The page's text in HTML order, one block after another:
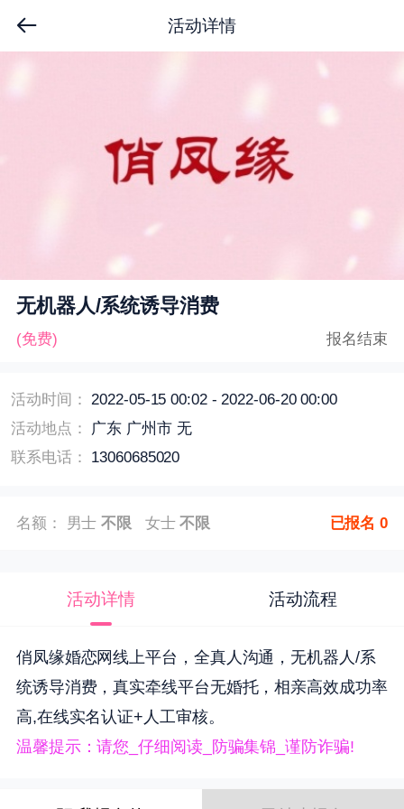
活动详情
无机器人/系统诱导消费
(免费) 报名结束
活动时间： 2022-05-15 00:02 - 2022-06-20 00:00
活动地点：
广东 广州市 无
联系电话：
13060685020
名额： 男士不限 女士不限 已报名0
活动详情 活动流程
俏凤缘婚恋网线上平台，全真人沟通，无机器人/系
统诱导消费，真实牵线平台无婚托，相亲高效成功率
高,在线实名认证+人工审核。
温馨提示：请您_仔细阅读_
防骗集锦_谨防诈骗!